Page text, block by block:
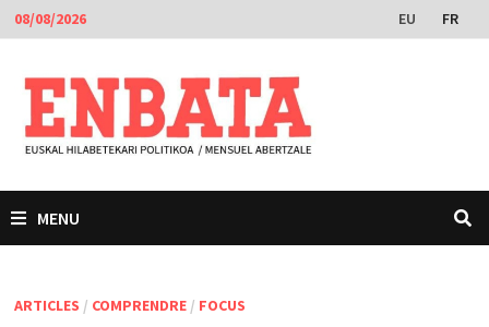
Passer
au
contenu
08/08/2026 EU FR
MENU
ARTICLES / COMPRENDRE/ FOCUS